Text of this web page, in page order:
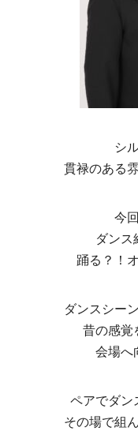
シ
貫禄のある
今
ダンス
踊る？！
ダンスシー
昔の感覚
会場へ
ペアでダン
その場で組